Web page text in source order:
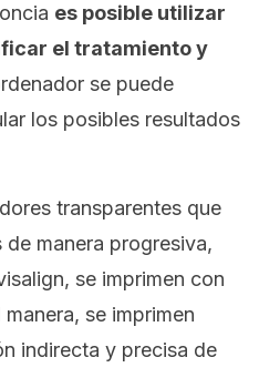
es posible utilizar
el tratamiento y
se puede
los posibles resultados
transparentes que
manera progresiva,
, se imprimen con
se imprimen
indirecta y precisa de